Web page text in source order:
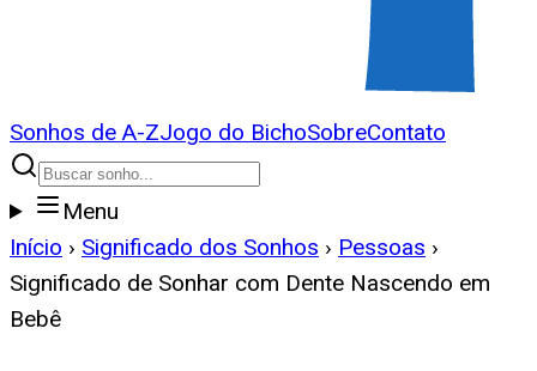
Sonhos de A-ZJogo do BichoSobreContato
Menu
Início › Significado dos Sonhos › Pessoas ›
Significado de Sonhar com Dente Nascendo em
Bebê